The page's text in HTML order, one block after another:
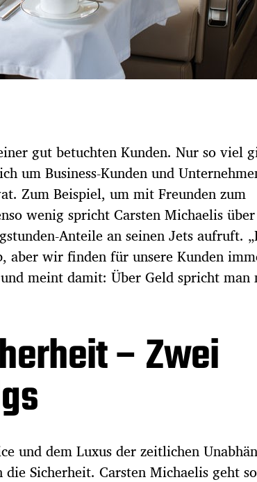
gut betuchten Kunden. Nur so viel
um Business-Kunden und
Zum Beispiel, um mit Freunden zum
wenig spricht Carsten Michaelis
Anteile an seinen Jets aufruft.
aber wir finden für unsere Kunden
meint damit: Über Geld spricht man
– Zwei
und dem Luxus der zeitlichen
Sicherheit. Carsten Michaelis geht